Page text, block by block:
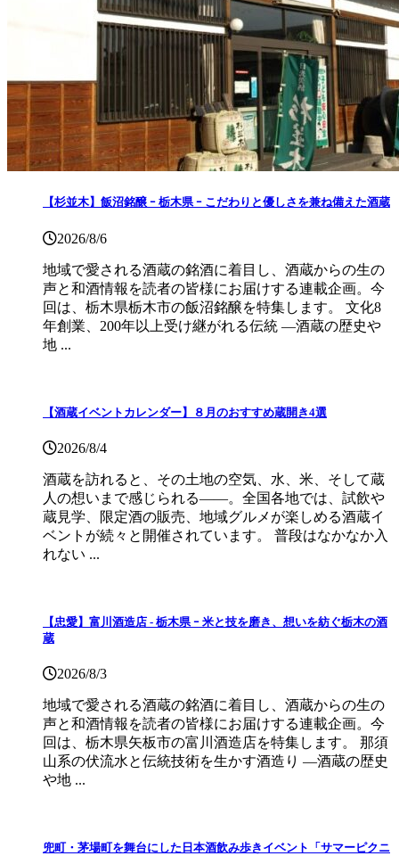
【杉並木】飯沼銘醸 ｰ 栃木県 ｰ こだわりと優しさを兼ね備えた酒蔵
2026/8/6
地域で愛される酒蔵の銘酒に着目し、酒蔵からの生の
声と和酒情報を読者の皆様にお届けする連載企画。今
回は、栃木県栃木市の飯沼銘醸を特集します。 文化8
年創業、200年以上受け継がれる伝統 ―酒蔵の歴史や
地 ...
【酒蔵イベントカレンダー】８月のおすすめ蔵開き4選
2026/8/4
酒蔵を訪れると、その土地の空気、水、米、そして蔵
人の想いまで感じられる——。全国各地では、試飲や
蔵見学、限定酒の販売、地域グルメが楽しめる酒蔵イ
ベントが続々と開催されています。 普段はなかなか入
れない ...
【忠愛】富川酒造店 ‐ 栃木県 ｰ 米と技を磨き、想いを紡ぐ栃木の酒
蔵
2026/8/3
地域で愛される酒蔵の銘酒に着目し、酒蔵からの生の
声と和酒情報を読者の皆様にお届けする連載企画。今
回は、栃木県矢板市の富川酒造店を特集します。 那須
山系の伏流水と伝統技術を生かす酒造り ―酒蔵の歴史
や地 ...
兜町・茅場町を舞台にした日本酒飲み歩きイベント「サマーピクニ